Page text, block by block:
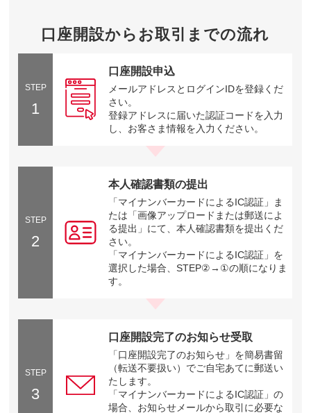
口座開設からお取引までの流れ
STEP
1
口座開設申込
メールアドレスとログインIDを登録くだ
さい。
登録アドレスに届いた認証コードを入力
し、お客さま情報を入力ください。
STEP
2
本人確認書類の提出
「マイナンバーカードによるIC認証」ま
たは「画像アップロードまたは郵送によ
る提出」にて、本人確認書類を提出くだ
さい。
「マイナンバーカードによるIC認証」を
選択した場合、STEP②→①の順になりま
す。
STEP
3
口座開設完了のお知らせ受取
「口座開設完了のお知らせ」を簡易書留
（転送不要扱い）でご自宅あてに郵送い
たします。
「マイナンバーカードによるIC認証」の
場合、お知らせメールから取引に必要な